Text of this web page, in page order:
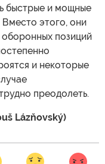
быстрые и мощные
этого, они
позиций
и некоторые
преодолеть.
Lázňovský)